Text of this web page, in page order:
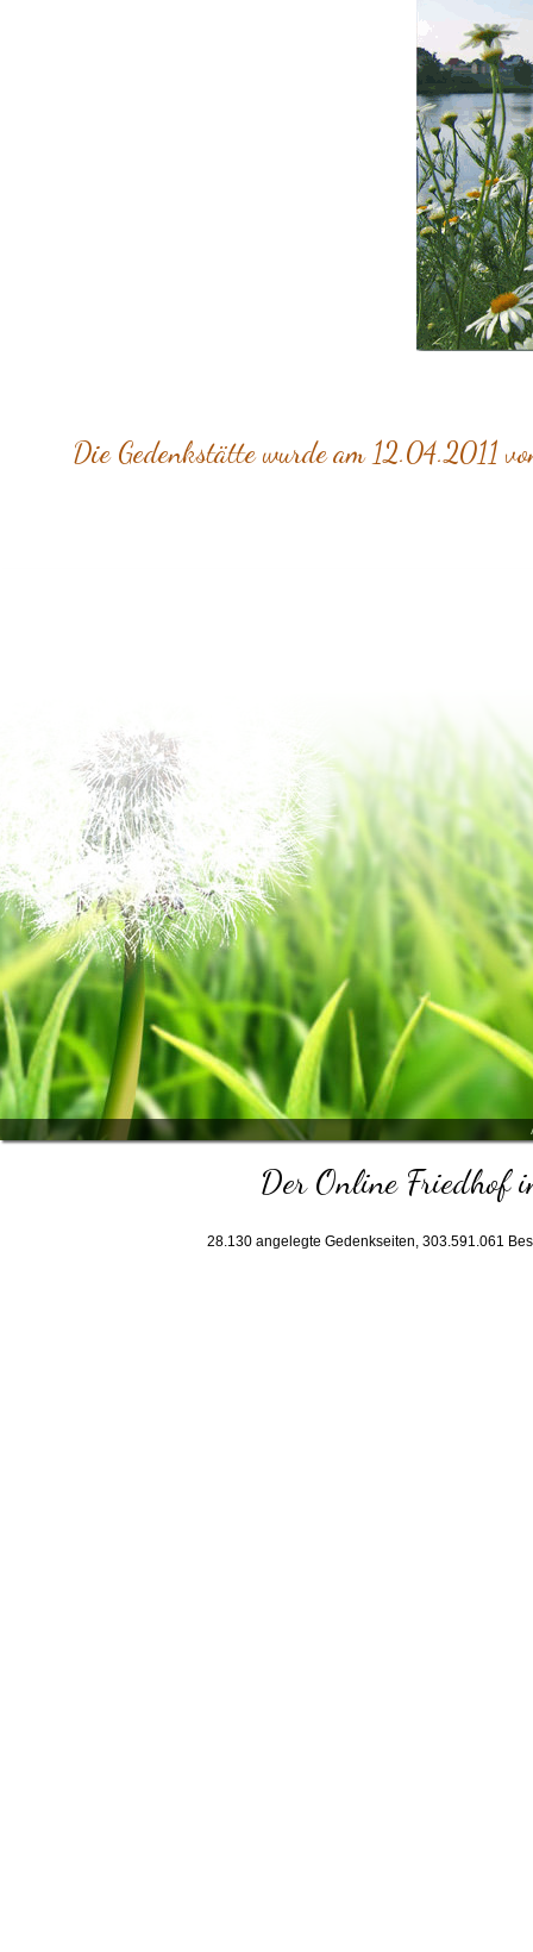
Die Gedenkstätte wurde am 12.04.2011
Der Online Friedhof
28.130angelegte Gedenkseiten, 303.591.061